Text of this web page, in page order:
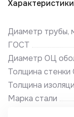
Характеристики
Диаметр трубы,
ГОСТ
Диаметр ОЦ
Толщина
Толщина
Марка стали